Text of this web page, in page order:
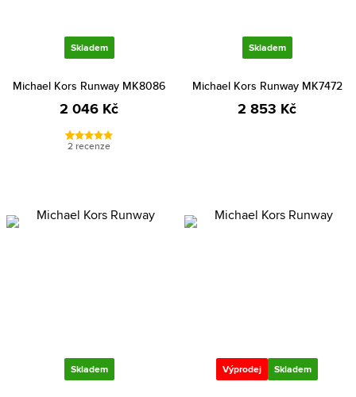
Skladem
Michael Kors Runway MK8086
2 046 Kč
2 recenze
Skladem
Michael Kors Runway MK7472
2 853 Kč
Skladem Výprodej Skladem